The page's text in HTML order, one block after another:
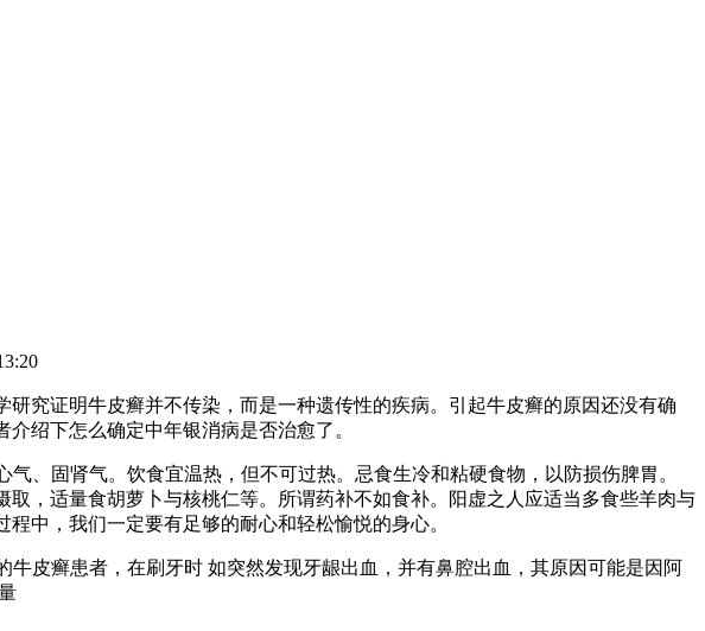
究证明牛皮癣并不传染，而是一种遗传性的疾病。引起牛皮癣的原因还没有确
绍下怎么确定中年银消病是否治愈了。
、固肾气。饮食宜温热，但不可过热。忌食生冷和粘硬食物，以防损伤脾胃。
，适量食胡萝卜与核桃仁等。所谓药补不如食补。阳虚之人应适当多食些羊肉与
中，我们一定要有足够的耐心和轻松愉悦的身心。
皮癣患者，在刷牙时 如突然发现牙龈出血，并有鼻腔出血，其原因可能是因阿